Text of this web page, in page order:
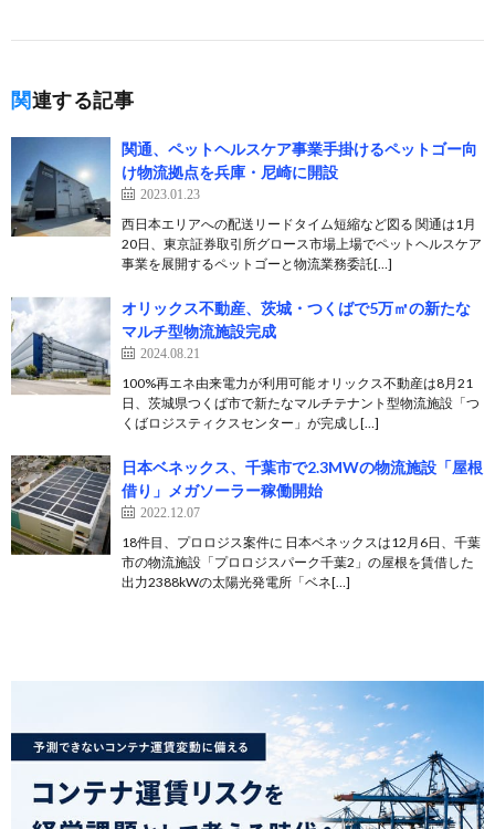
関連する記事
関通、ペットヘルスケア事業手掛けるペットゴー向
け物流拠点を兵庫・尼崎に開設
2023.01.23
西日本エリアへの配送リードタイム短縮など図る 関通は1月
20日、東京証券取引所グロース市場上場でペットヘルスケア
事業を展開するペットゴーと物流業務委託[…]
オリックス不動産、茨城・つくばで5万㎡の新たな
マルチ型物流施設完成
2024.08.21
100%再エネ由来電力が利用可能 オリックス不動産は8月21
日、茨城県つくば市で新たなマルチテナント型物流施設「つ
くばロジスティクスセンター」が完成し[…]
日本ベネックス、千葉市で2.3MWの物流施設「屋根
借り」メガソーラー稼働開始
2022.12.07
18件目、プロロジス案件に 日本ベネックスは12月6日、千葉
市の物流施設「プロロジスパーク千葉2」の屋根を賃借した
出力2388kWの太陽光発電所「ベネ[…]